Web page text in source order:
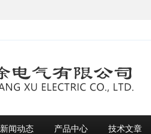
新闻动态 产品中心 技术文章